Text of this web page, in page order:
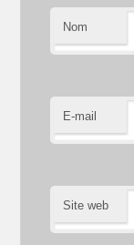
Nom
E-mail
Site web